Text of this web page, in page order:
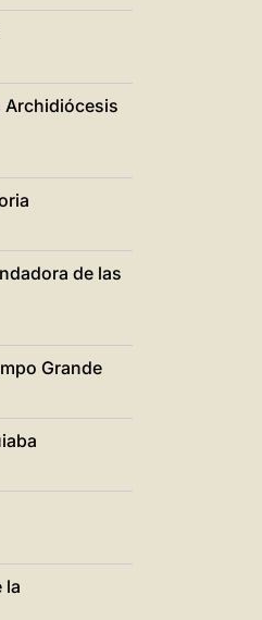
Archidiócesis
de las
Grande
la